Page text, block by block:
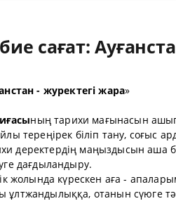
сағат:
- журектегі жара»
ның тарихи мағынасын
тереңірек біліп тану, соғыс
деректердің маңыздысын аша
дағдыландыру.
жолында күрескен аға -
отанын сүюге